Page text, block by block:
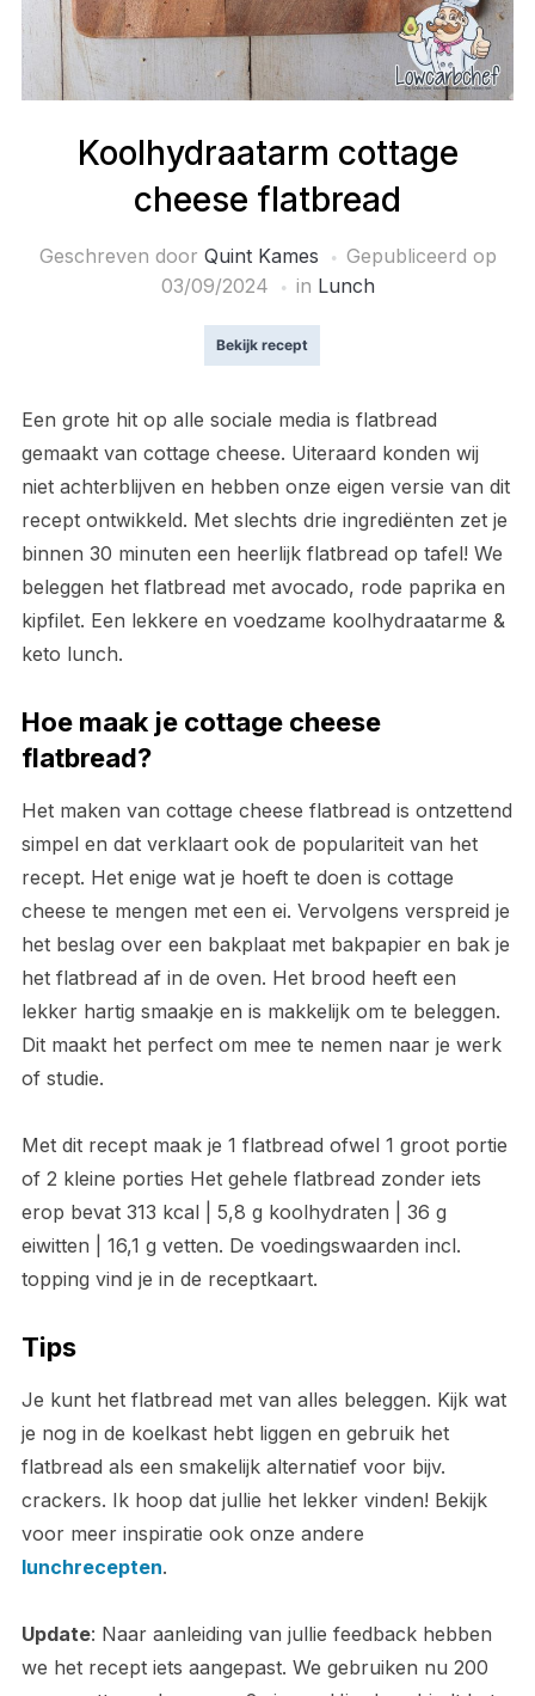
Koolhydraatarm cottage
cheese flatbread
Geschreven door Quint Kames
Gepubliceerd op
03/09/2024
in Lunch
Bekijk recept
Een grote hit op alle sociale media is flatbread
gemaakt van cottage cheese. Uiteraard konden wij
niet achterblijven en hebben onze eigen versie van dit
recept ontwikkeld. Met slechts drie ingrediënten zet je
binnen 30 minuten een heerlijk flatbread op tafel! We
beleggen het flatbread met avocado, rode paprika en
kipfilet. Een lekkere en voedzame koolhydraatarme &
keto lunch.
Hoe maak je cottage cheese
flatbread?
Het maken van cottage cheese flatbread is ontzettend
simpel en dat verklaart ook de populariteit van het
recept. Het enige wat je hoeft te doen is cottage
cheese te mengen met een ei. Vervolgens verspreid je
het beslag over een bakplaat met bakpapier en bak je
het flatbread af in de oven. Het brood heeft een
lekker hartig smaakje en is makkelijk om te beleggen.
Dit maakt het perfect om mee te nemen naar je werk
of studie.
Met dit recept maak je 1 flatbread ofwel 1 groot portie
of 2 kleine porties Het gehele flatbread zonder iets
erop bevat 313 kcal | 5,8 g koolhydraten | 36 g
eiwitten | 16,1 g vetten. De voedingswaarden incl.
topping vind je in de receptkaart.
Tips
Je kunt het flatbread met van alles beleggen. Kijk wat
je nog in de koelkast hebt liggen en gebruik het
flatbread als een smakelijk alternatief voor bijv.
crackers. Ik hoop dat jullie het lekker vinden! Bekijk
voor meer inspiratie ook onze andere
lunchrecepten.
Update: Naar aanleiding van jullie feedback hebben
we het recept iets aangepast. We gebruiken nu 200